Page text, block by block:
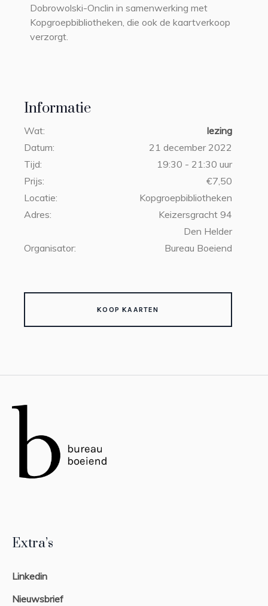
Informatie
Wat:
lezing
Datum:
21 december 2022
Tijd:
19:30 - 21:30 uur
Prijs:
€7,50
Locatie:
Kopgroepbibliotheken
Adres:
Keizersgracht 94
Den Helder
Organisator:
Bureau Boeiend
KOOP KAARTEN
Dobrowolski-Onclin in samenwerking met
Kopgroepbibliotheken, die ook de kaartverkoop
verzorgt.
Extra’s
Linkedin
Nieuwsbrief